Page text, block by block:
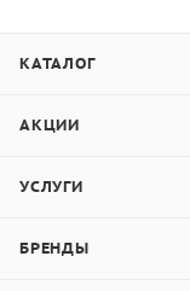
КАТАЛОГ
АКЦИИ
УСЛУГИ
БРЕНДЫ